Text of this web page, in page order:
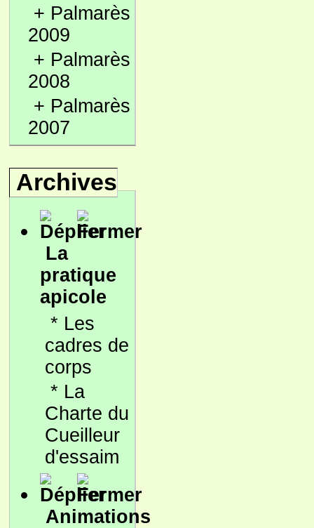
+ Palmarès
2009
+ Palmarès
2008
+ Palmarès
2007
Archives
La
pratique
apicole
* Les
cadres de
corps
* La
Charte du
Cueilleur
d'essaim
Animations